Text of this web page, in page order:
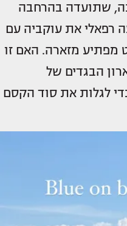
שתועדה בהרחבה
רפאלי את עוקביה עם
מפתיע מזארה. האם זו
הבגדים של
לגלות את סוד הקסם